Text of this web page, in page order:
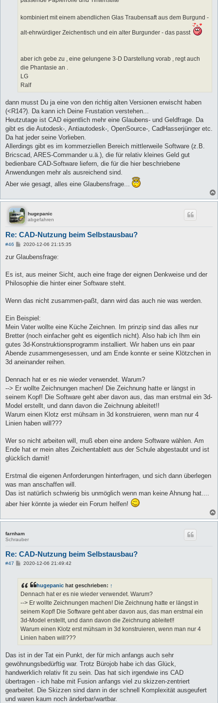
kombiniert mit einem abendlichen Glas Traubensaft aus dem Burgund -
alt-ehrwürdiger Zeichentisch und ein alter Burgunder - das passt
aber ich gebe zu , eine gelungene 3-D Darstellung vorab , regt auch
die Phantasie an .
LG
Ralf
dann musst Du ja eine von den richtig alten Versionen erwischt haben
(<R14?). Da kann ich Deine Frustation verstehen...
Heutzutage ist CAD eigentlich mehr eine Glaubens- und Geldfrage. Da
gibt es die Autodesk-, Antiautodesk-, OpenSource-, CadHasserjünger etc.
Da hat jeder seine Vorlieben.
Allerdings gibt es im kommerziellen Bereich mittlerweile Software (z.B.
Bricscad, ARES-Commander u.ä.), die für relativ kleines Geld gut
bedienbare CAD-Software liefern, die für die hier beschriebene
Anwendungen mehr als ausreichend sind.
Aber wie gesagt, alles eine Glaubensfrage...
hugepanic
abgefahren
Re: CAD-Nutzung beim Selbstausbau?
#46
B
i
a
g
2020-12-06 21:15:35
zur Glaubensfrage:
Es ist, aus meiner Sicht, auch eine frage der eignen Denkweise und der
Philosophie die hinter einer Software steht.
Wenn das nicht zusammen-paßt, dann wird das auch nie was werden.
Ein Beispiel:
Mein Vater wollte eine Küche Zeichnen. Im prinzip sind das alles nur
Bretter (noch einfacher geht es eigentlich nicht). Also hab ich Ihm ein
gutes 3d-Konstruktionsprogramm installiert. Wir haben uns ein paar
Abende zusammengesessen, und am Ende konnte er seine Klötzchen in
3d aneinander reihen.
Dennach hat er es nie wieder verwendet. Warum?
--> Er wollte Zeichnungen machen! Die Zeichnung hatte er längst in
seinem Kopf! Die Software geht aber davon aus, das man erstmal ein 3d-
Model erstellt, und dann davon die Zeichnung ableitet!!
Warum einen Klotz erst mühsam in 3d konstruieren, wenn man nur 4
Linien haben will???
Wer so nicht arbeiten will, muß eben eine andere Software wählen. Am
Ende hat er mein altes Zeichentablett aus der Schule abgestaubt und ist
glücklich damit!
Erstmal die eigenen Anforderungen hinterfragen, und sich dann überlegen
was man anschaffen will.
Das ist natürlich schwierig bis unmöglich wenn man keine Ahnung hat....
aber hier könnte ja wieder ein Forum helfen!
farnham
Schrauber
Re: CAD-Nutzung beim Selbstausbau?
#47
B
r
a
g
2020-12-06 21:49:42
hugepanic hat geschrieben: ↑
Dennach hat er es nie wieder verwendet. Warum?
--> Er wollte Zeichnungen machen! Die Zeichnung hatte er längst in
seinem Kopf! Die Software geht aber davon aus, das man erstmal ein
3d-Model erstellt, und dann davon die Zeichnung ableitet!!
Warum einen Klotz erst mühsam in 3d konstruieren, wenn man nur 4
Linien haben will???
Das ist in der Tat ein Punkt, der für mich anfangs auch sehr
gewöhnungsbedürftig war. Trotz Bürojob habe ich das Glück,
handwerklich relativ fit zu sein. Das hat sich irgendwie ins CAD
übertragen - ich habe mit Fusion anfangs viel zu skizzen-zentriert
gearbeitet. Die Skizzen sind dann in der schnell Komplexität ausgeufert
und waren kaum noch änderbar/wartbar.